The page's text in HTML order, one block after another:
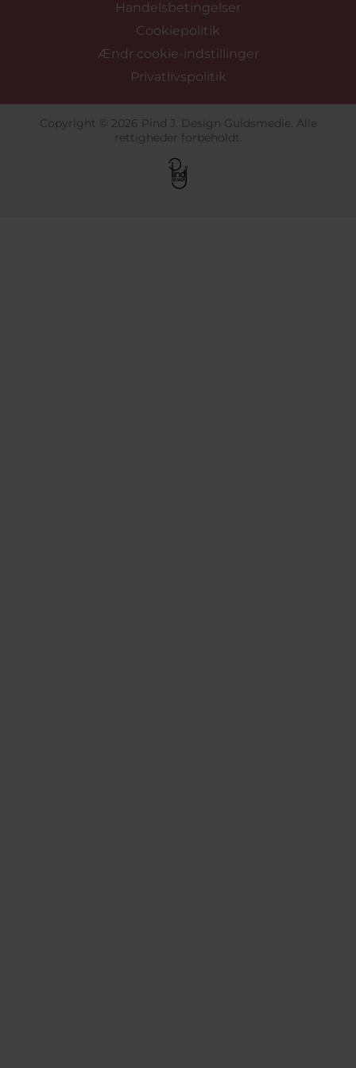
Handelsbetingelser
Cookiepolitik
Ændr cookie-indstillinger
Privatlivspolitik
Copyright © 2026 Pind J. Design Guldsmedie. Alle
rettigheder forbeholdt.